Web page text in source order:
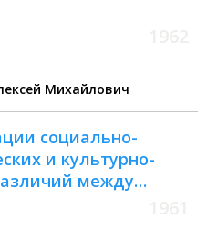
Михайлович
социально-
и культурно-
между